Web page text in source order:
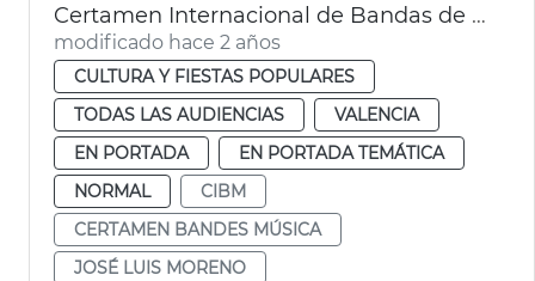
Certamen Internacional de Bandas de Música
modificado hace 2 años
CULTURA Y FIESTAS POPULARES
TODAS LAS AUDIENCIAS
VALENCIA
EN PORTADA
EN PORTADA TEMÁTICA
NORMAL
CIBM
CERTAMEN BANDES MÚSICA
JOSÉ LUIS MORENO